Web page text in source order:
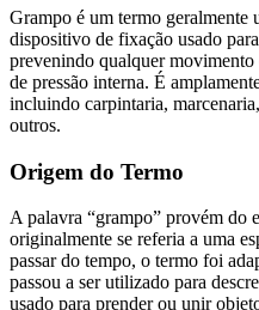
Grampo é um termo geralmente
dispositivo de fixação usado
prevenindo qualquer movimento
de pressão interna. É
incluindo carpintaria,
outros.
Origem do Termo
A palavra “grampo” provém do
originalmente se referia a uma
passar do tempo, o termo foi
passou a ser utilizado para
usado para prender ou unir